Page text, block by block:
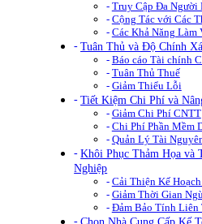
Truy Cập Đa Người
Cộng Tác với Các
Các Khả Năng Làm
Tuân Thủ và Độ Chính
Báo cáo Tài chính
Tuân Thủ Thuế
Giảm Thiểu Lỗi
Tiết Kiệm Chi Phí và
Giảm Chi Phí CNTT
Chi Phí Phần Mềm
Quản Lý Tài
Khôi Phục Thảm Họa và
Nghiệp
Cải Thiện Kế
Giảm Thời Gian
Đảm Bảo Tính Liên